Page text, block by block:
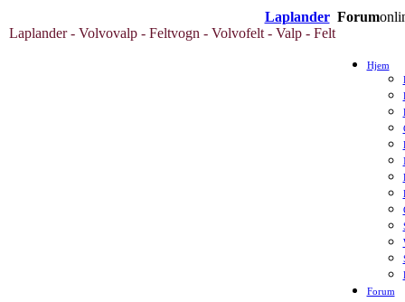
Laplander Forum
Laplander - Volvovalp - Feltvogn - Volvofelt - Valp - Felt
Hjem
Forum